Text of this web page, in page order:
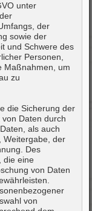
unter
der
sowie der
und Schwere des
Personen,
Maßnahmen, um
zu
die Sicherung der
Daten durch
als auch
Weitergabe, der
Des
die eine
von Daten
von